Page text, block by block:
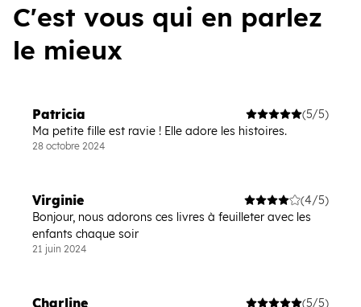
C'est vous qui en parlez
le mieux
Patricia
(5/5)
Ma petite fille est ravie ! Elle adore les histoires.
28 octobre 2024
Virginie
(4/5)
Bonjour, nous adorons ces livres à feuilleter avec les
enfants chaque soir
21 juin 2024
Charline
(5/5)